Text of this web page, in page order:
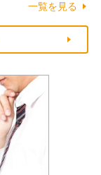
一覧を見る